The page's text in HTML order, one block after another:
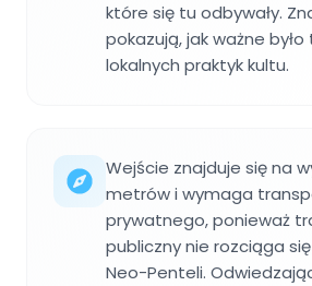
które się tu odbywały.
pokazują, jak ważne
lokalnych praktyk kultu.
Wejście znajduje się na
metrów i wymaga
prywatnego, ponieważ
publiczny nie rozciąga
Neo-Penteli.